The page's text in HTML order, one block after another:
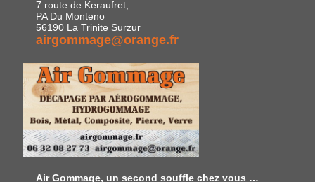
7 route de Keraufret,
PA Du Monteno
56190 La Trinite Surzur
airgommage@orange.fr
Air Gommage, un second souffle chez vous …